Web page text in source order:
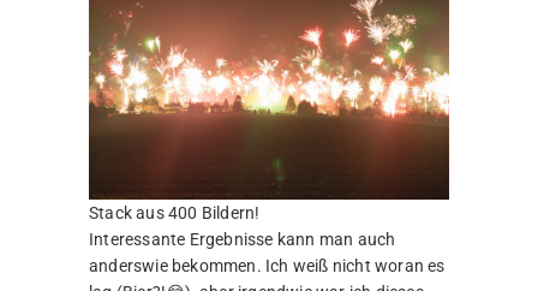
Stack aus 400 Bildern!
Interessante Ergebnisse kann man auch
anderswie bekommen. Ich weiß nicht woran es